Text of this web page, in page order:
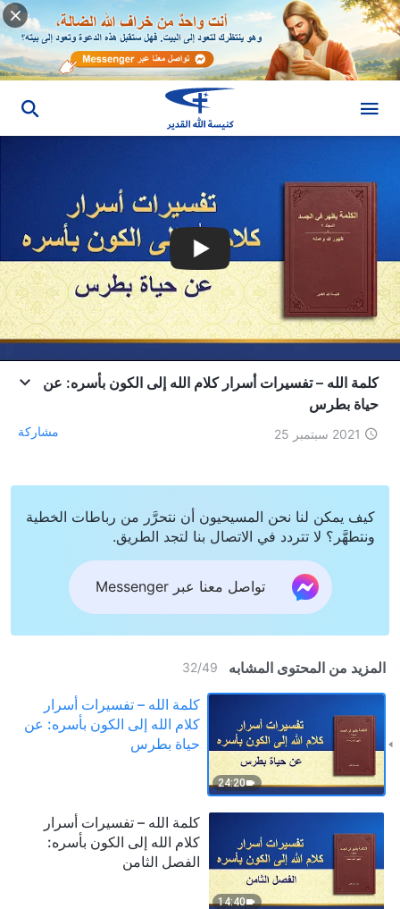
كلمة الله – تفسيرات أسرار كلام الله إلى الكون بأسره: عن
حياة بطرس
2021 سبتمبر 25 مشاركة
كيف يمكن لنا نحن المسيحيون أن نتحرَّر من رباطات الخطية
ونتطهَّر؟ لا تتردد في الاتصال بنا لتجد الطريق.
تواصل معنا عبر Messenger
المزيد من المحتوى المشابه 32/49
24:20
كلمة الله – تفسيرات أسرار
كلام الله إلى الكون بأسره: عن
حياة بطرس
14:40
كلمة الله – تفسيرات أسرار
كلام الله إلى الكون بأسره:
الفصل الثامن